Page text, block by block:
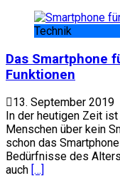
Technik
Das Smartphone
Funktionen
13. September 2019
In der heutigen Zeit
Menschen über kein
schon das
Bedürfnisse des
auch […]